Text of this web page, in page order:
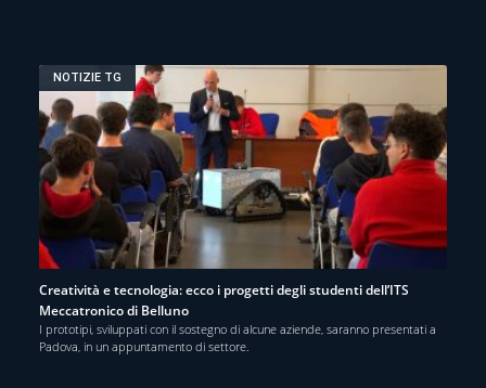
NOTIZIE TG
Creatività e tecnologia: ecco i progetti degli studenti dell’ITS
Meccatronico di Belluno
I prototipi, sviluppati con il sostegno di alcune aziende, saranno presentati a
Padova, in un appuntamento di settore.